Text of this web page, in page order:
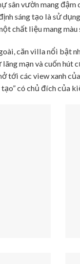
sân vườn mang
sáng tạo là sử
chất liệu mang
căn villa nổi bật
mạn và cuốn hút
tới các view xanh
tạo” có chủ đích của